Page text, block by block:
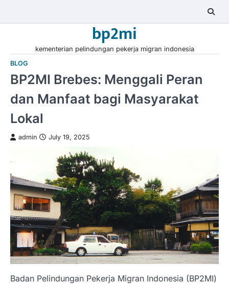
bp2mi
kementerian pelindungan pekerja migran indonesia
BLOG
BP2MI Brebes: Menggali Peran
dan Manfaat bagi Masyarakat
Lokal
admin July 19, 2025
Badan Pelindungan Pekerja Migran Indonesia (BP2MI)